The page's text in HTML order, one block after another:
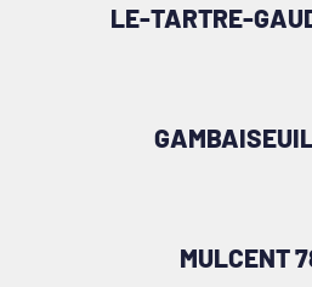
LE-TARTRE-
MULCENT